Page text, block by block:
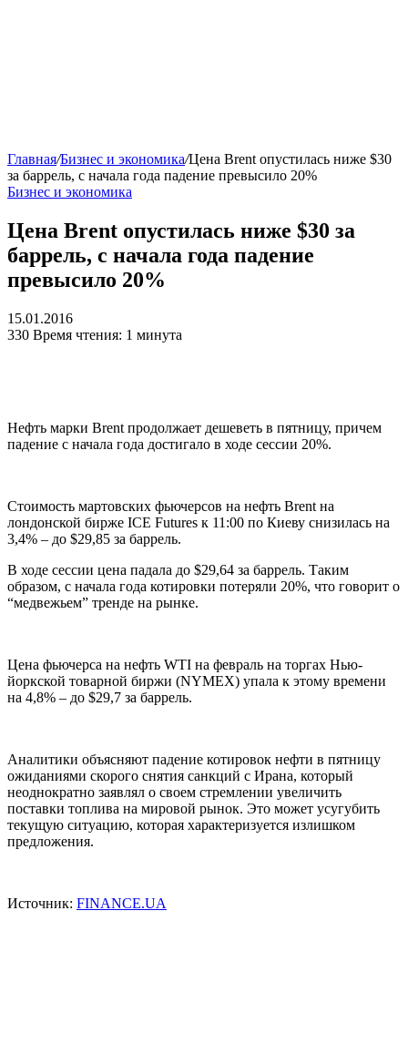
Главная/Бизнес и экономика/Цена Brent опустилась ниже $30
за баррель, с начала года падение превысило 20%
Бизнес и экономика
Цена Brent опустилась ниже $30 за
баррель, с начала года падение
превысило 20%
15.01.2016
330 Время чтения: 1 минута
Нефть марки Brent продолжает дешеветь в пятницу, причем
падение с начала года достигало в ходе сессии 20%.
Стоимость мартовских фьючерсов на нефть Brent на
лондонской бирже ICE Futures к 11:00 по Киеву снизилась на
3,4% – до $29,85 за баррель.
В ходе сессии цена падала до $29,64 за баррель. Таким
образом, с начала года котировки потеряли 20%, что говорит о
“медвежьем” тренде на рынке.
Цена фьючерса на нефть WTI на февраль на торгах Нью-
йоркской товарной биржи (NYMEX) упала к этому времени
на 4,8% – до $29,7 за баррель.
Аналитики объясняют падение котировок нефти в пятницу
ожиданиями скорого снятия санкций с Ирана, который
неоднократно заявлял о своем стремлении увеличить
поставки топлива на мировой рынок. Это может усугубить
текущую ситуацию, которая характеризуется излишком
предложения.
Источник: FINANCE.UA